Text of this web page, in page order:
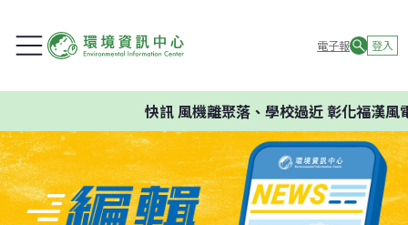
電子報 登入
快訊風機離聚落、學校過近 彰化福漢風